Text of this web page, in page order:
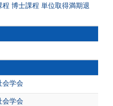
程 博士課程 単位取得満期退
会学会
会学会